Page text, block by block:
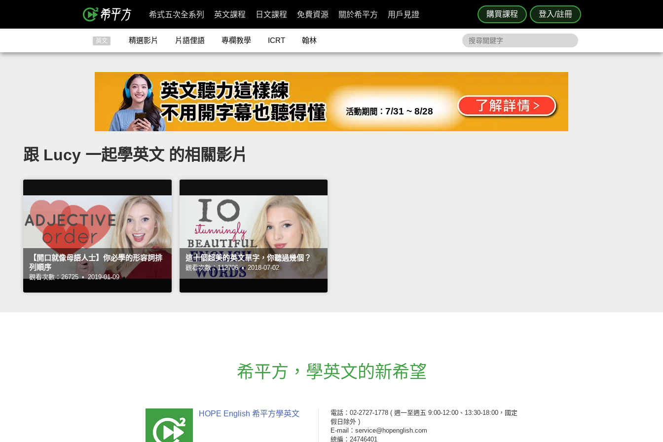
購買課程 登入/註冊
希式五次全系列 英文課程 日文課程 免費資源 關於希平方 用戶見證
英文 精選影片 片語俚語 專欄教學 ICRT 翰林
活動期間： 7/31 ~ 8/28
跟 Lucy 一起學英文 的相關影片
【開口就像母語人士】你必學的形容詞排
列順序
觀看次數：26725 • 2019-01-09
這十個超美的英文單字，你聽過幾個？
觀看次數：112706 • 2018-07-02
希平方 ， 學英文的新希望
HOPE English 希平方學英文 電話：02-2727-1778 ( 週一至週五 9:00-12:00、13:30-18:00，國定
假日除外 )
E-mail：service@hopenglish.com
統編：24746401